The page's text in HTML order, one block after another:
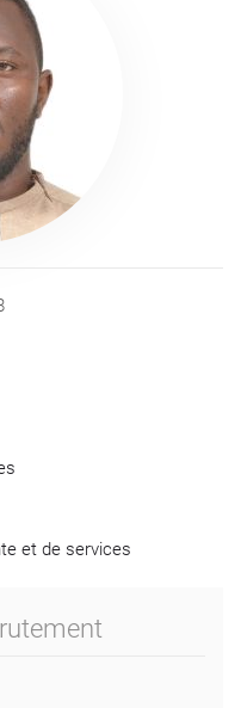
et de services